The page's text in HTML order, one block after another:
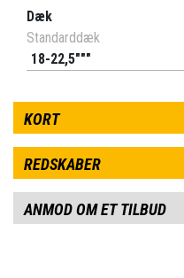
Dæk
Standarddæk
18-22,5"""
KORT
REDSKABER
ANMOD OM ET TILBUD